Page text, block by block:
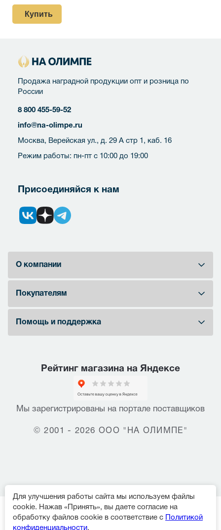
Купить
Продажа наградной продукции опт и розница по
России
8 800 455-59-52
info@na-olimpe.ru
Москва, Верейская ул., д. 29 А стр 1, каб. 16
Режим работы: пн-пт с 10:00 до 19:00
Присоединяйся к нам
О компании
Покупателям
Помощь и поддержка
Рейтинг магазина на Яндексе
Мы зарегистрированы на портале поставщиков
© 2001 - 2026 ООО "НА ОЛИМПЕ"
Для улучшения работы сайта мы используем файлы
cookie. Нажав «Принять», вы даете согласие на
обработку файлов cookie в соответствие с
Политикой
конфиденциальности.